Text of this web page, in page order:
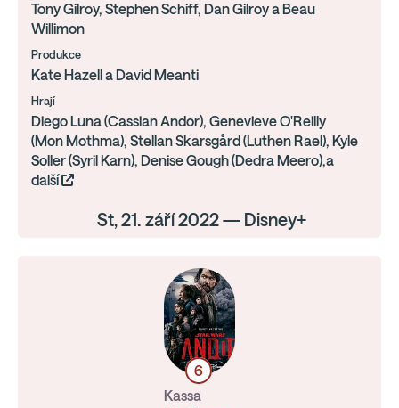
Tony Gilroy, Stephen Schiff, Dan Gilroy a Beau
Willimon
Produkce
Kate Hazell a David Meanti
Hrají
Diego Luna (Cassian Andor), Genevieve O'Reilly
(Mon Mothma), Stellan Skarsgård (Luthen Rael), Kyle
Soller (Syril Karn), Denise Gough (Dedra Meero),a
další
St, 21. září 2022 — Disney+
6
Kassa